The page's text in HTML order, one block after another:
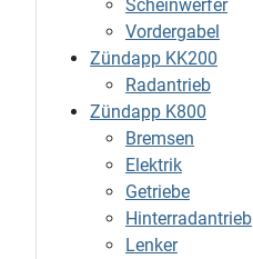
Scheinwerfer
Vordergabel
Zündapp KK200
Radantrieb
Zündapp K800
Bremsen
Elektrik
Getriebe
Hinterradantrieb
Lenker